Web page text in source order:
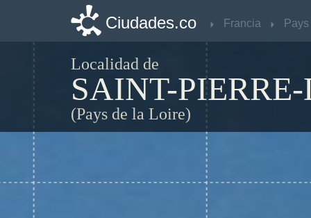
Ciudades.co Francia
Localidad de
SAINT-
(Pays de la Loire)
Ciudades.co Francia